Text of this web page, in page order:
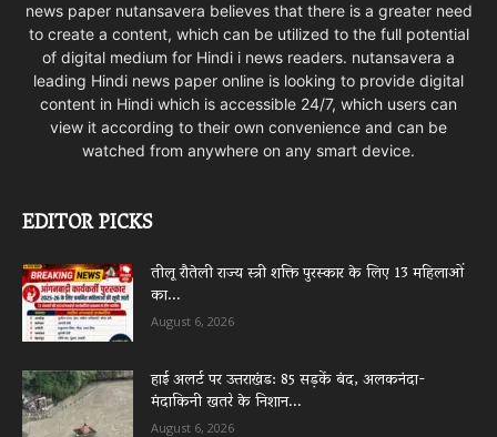
news paper nutansavera believes that there is a greater need
to create a content, which can be utilized to the full potential
of digital medium for Hindi i news readers. nutansavera a
leading Hindi news paper online is looking to provide digital
content in Hindi which is accessible 24/7, which users can
view it according to their own convenience and can be
watched from anywhere on any smart device.
EDITOR PICKS
तीलू रौतेली राज्य स्त्री शक्ति पुरस्कार के लिए 13 महिलाओं
का...
August 6, 2026
हाई अलर्ट पर उत्तराखंड: 85 सड़कें बंद, अलकनंदा-
मंदाकिनी खतरे के निशान...
August 6, 2026